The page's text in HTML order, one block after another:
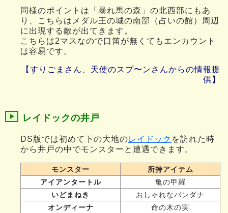
同様のポイントは「暴れ馬の森」の北西部にもあ
り、こちらはメダル王の城の南部（占いの館）周辺
に出現する敵が出てきます。
こちらは2マスなので口笛が無くてもエンカウント
は容易です。
【すりごまさん、天使のスプ〜ンさんからの情報提
供】
レイドックの井戸
DS版では初めて下の大地のレイドック を訪れた時
から井戸の中でモンスターと遭遇できます。
モンスター
所持アイテム
アイアンタートル
亀の甲羅
いどまねき
おしゃれなバンダナ
オンディーナ
命の木の実